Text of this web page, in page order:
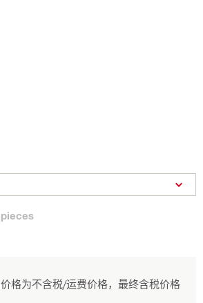
pieces
格为不含税/运费价格，最终含税价格